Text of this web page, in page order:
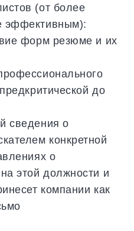
(от более
эффективным):
форм резюме и их
до
сведения о
конкретной
о
этой должности и
компании как